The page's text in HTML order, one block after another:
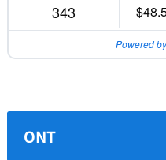
343
Powered
ONT